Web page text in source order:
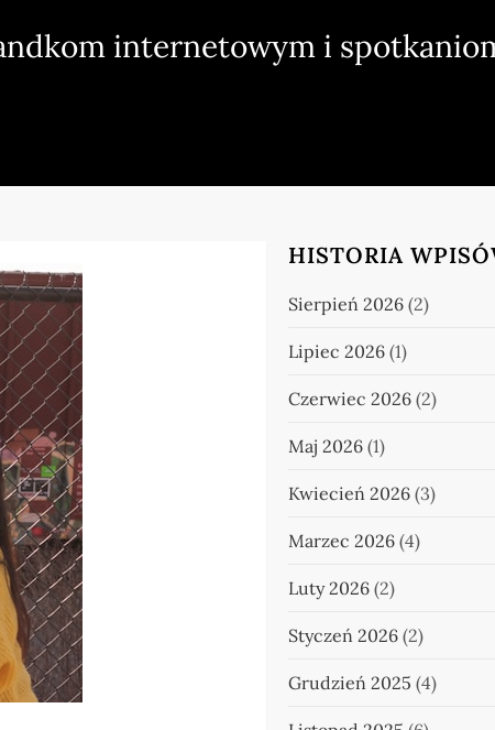
internetowym i
HISTORIA
Sierpień 2026(2)
Lipiec 2026(1)
Czerwiec 2026(2)
Maj 2026(1)
Kwiecień 2026(3)
Marzec 2026(4)
Luty 2026(2)
Styczeń 2026(2)
Grudzień 2025 (4)